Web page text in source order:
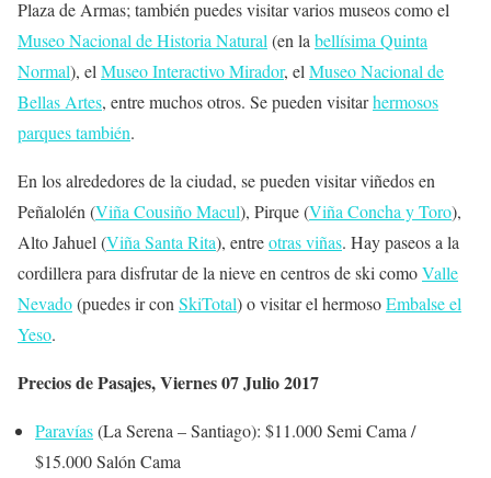
Plaza de Armas; también puedes visitar varios museos como el
Museo Nacional de Historia Natural (en la bellísima Quinta
Normal), el Museo Interactivo Mirador, el Museo Nacional de
Bellas Artes, entre muchos otros. Se pueden visitarhermosos
parques también.
En los alrededores de la ciudad, se pueden visitar viñedos en
Peñalolén (Viña Cousiño Macul), Pirque (Viña Concha y Toro),
Alto Jahuel (Viña Santa Rita), entreotras viñas. Hay paseos a la
cordillera para disfrutar de la nieve en centros de ski comoValle
Nevado(puedes ir con SkiTotal) o visitar el hermosoEmbalse el
Yeso.
Precios de Pasajes, Viernes 07 Julio 2017
Paravías(La Serena – Santiago): $11.000 Semi Cama /
$15.000 Salón Cama